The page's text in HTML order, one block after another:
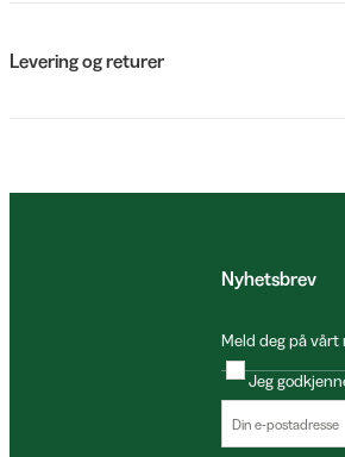
Levering og returer
Nyhetsbrev
Meld deg på
Jeg